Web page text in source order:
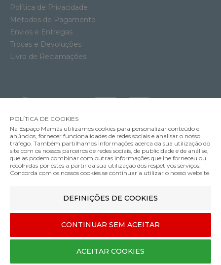
2 Chupetas Philips Avent Ultra Air Decorada Menina 6-18m
Política de Privacidade
Métodos de Pagamento
Envios e Entregas
Trocas e Devoluções
Livro de Reclamações
MÉTODOS DE ENVIO
MÉTODOS DE PAGAMENTO
Designed & developed by
©Espaço mamãs. Todos os direitos reservados
POLÍTICA DE COOKIES
Na Espaço Mamãs utilizamos cookies para personalizar conteúdo e
anúncios, fornecer funcionalidades de redes sociais e analisar o nosso
tráfego. Também partilhamos informações acerca da sua utilização do
site com os nossos parceiros de redes sociais, de publicidade e de análise,
que as podem combinar com outras informações que lhe forneceu ou
recolhidas por estes a partir da sua utilização dos respetivos serviços.
Concorda com os nossos cookies se continuar a utilizar o nosso website.
DEFINIÇÕES DE COOKIES
CONTINUAR SEM ACEITAR
ACEITAR COOKIES